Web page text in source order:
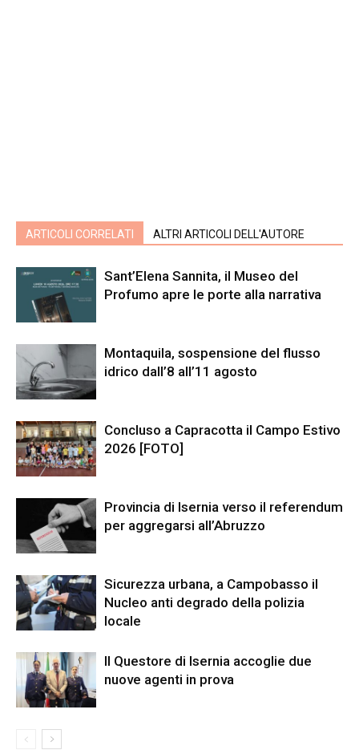
ARTICOLI CORRELATI ALTRI ARTICOLI DELL'AUTORE
Sant’Elena Sannita, il Museo del
Profumo apre le porte alla narrativa
Montaquila, sospensione del flusso
idrico dall’8 all’11 agosto
Concluso a Capracotta il Campo Estivo
2026 [FOTO]
Provincia di Isernia verso il referendum
per aggregarsi all’Abruzzo
Sicurezza urbana, a Campobasso il
Nucleo anti degrado della polizia
locale
Il Questore di Isernia accoglie due
nuove agenti in prova